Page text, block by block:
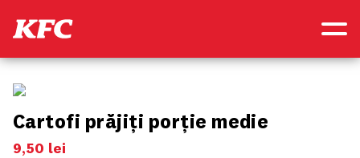
Cartofi prăjiți porție medie
9,50 lei